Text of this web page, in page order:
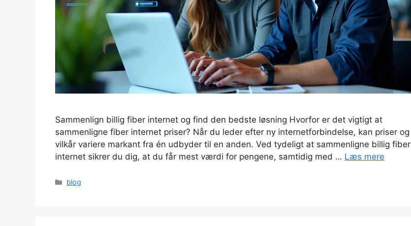
Sammenlign billig fiber internet og find den bedste løsning Hvorfor er det vigtigt at
sammenligne fiber internet priser? Når du leder efter ny internetforbindelse, kan priser og
vilkår variere markant fra én udbyder til en anden. Ved tydeligt at sammenligne billig fiber
internet sikrer du dig, at du får mest værdi for pengene, samtidig med … Læs mere
Kategorier
blog